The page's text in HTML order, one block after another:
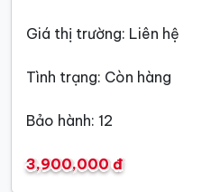
Giá thị trường: Liên hệ
Tình trạng: Còn hàng
Bảo hành: 12
3,900,000 đ